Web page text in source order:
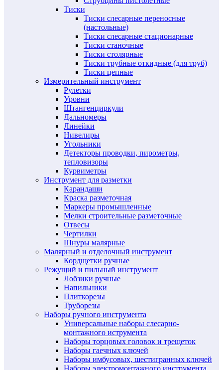
Тиски
Тиски слесарные переносные
(настольные)
Тиски слесарные стационарные
Тиски станочные
Тиски столярные
Тиски трубные откидные (для труб)
Тиски цепные
Измерительный инструмент
Рулетки
Уровни
Штангенциркули
Дальномеры
Линейки
Нивелиры
Угольники
Детекторы проводки, пирометры,
тепловизоры
Курвиметры
Инструмент для разметки
Карандаши
Краска разметочная
Маркеры промышленные
Мелки строительные разметочные
Отвесы
Чертилки
Шнуры малярные
Малярный и отделочный инструмент
Кордщетки ручные
Режущий и пильный инструмент
Лобзики ручные
Напильники
Плиткорезы
Труборезы
Наборы ручного инструмента
Универсальные наборы слесарно-
монтажного иструмента
Наборы торцовых головок и трещеток
Наборы гаечных ключей
Наборы имбусовых, шестигранных ключей
Наборы электромонтажного инструмента